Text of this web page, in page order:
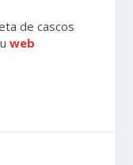
de cascos
web